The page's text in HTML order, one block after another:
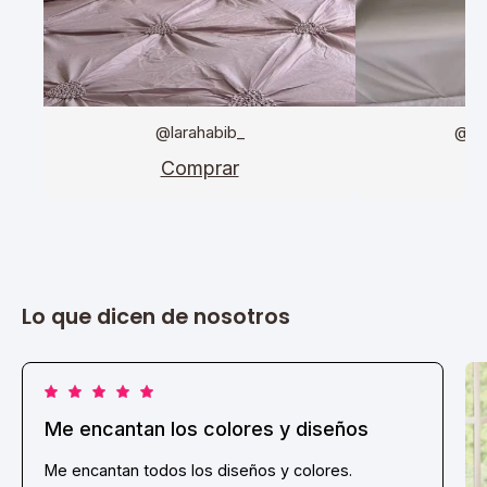
@larahabib_
Comprar
Lo que dicen de nosotros
Me encantan los colores y diseños
Me encantan todos los diseños y colores.